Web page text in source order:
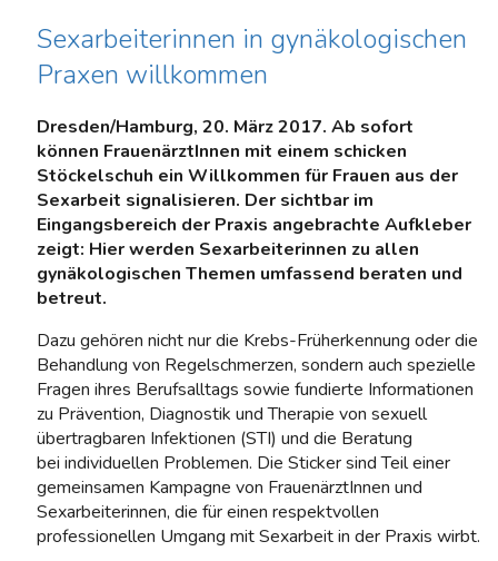
Sexarbeiterinnen in gynäkologischen
Praxen willkommen
Dresden/Hamburg, 20. März 2017. Ab sofort
können FrauenärztInnen mit einem schicken
Stöckelschuh ein Willkommen für Frauen aus der
Sexarbeit signalisieren. Der sichtbar im
Eingangsbereich der Praxis angebrachte Aufkleber
zeigt: Hier werden Sexarbeiterinnen zu allen
gynäkologischen Themen umfassend beraten und
betreut.
Dazu gehören nicht nur die Krebs-Früherkennung oder die
Behandlung von Regelschmerzen, sondern auch spezielle
Fragen ihres Berufsalltags sowie fundierte Informationen
zu Prävention, Diagnostik und Therapie von sexuell
übertragbaren Infektionen (STI) und die Beratung
bei individuellen Problemen. Die Sticker sind Teil einer
gemeinsamen Kampagne von FrauenärztInnen und
Sexarbeiterinnen, die für einen respektvollen
professionellen Umgang mit Sexarbeit in der Praxis wirbt.